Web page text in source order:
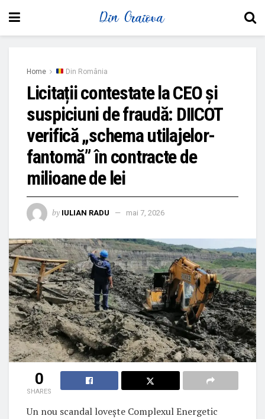
Home Din România
Licitații contestate la CEO și
suspiciuni de fraudă: DIICOT
verifică „schema utilajelor-
fantomă” în contracte de
milioane de lei
by IULIAN RADU mai 7, 2026
0
SHARES
Un nou scandal lovește Complexul Energetic